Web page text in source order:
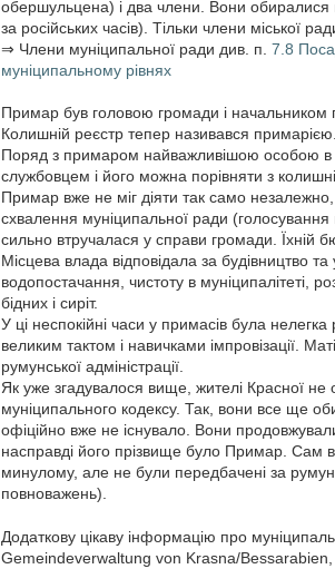
обершульцена) і два члени. Вони
за російських часів). Тільки члени міської
⇒ Члени муніципальної ради див. п. 7.8
муніципальному рівнях
Примар був головою громади і начальником
Колишній реєстр тепер називався примарією.
Поряд з примаром найважливішою особою в
службовцем і його можна порівняти з
Примар вже не міг діяти так само
схвалення муніципальної ради
сильно втручалася у справи громади.
Місцева влада відповідала за будівництво
водопостачання, чистоту в муніципалітеті,
бідних і сиріт.
У ці неспокійні часи у примасів була
великим тактом і навичками імпровізації.
румунської адміністрації.
Як уже згадувалося вище, жителі Красної
муніципального кодексу. Так, вони все ще
офіційно вже не існувало. Вони
насправді його прізвище було Примар. Сам
минулому, але не були передбачені за
повноважень).
Додаткову цікаву інформацію про
Gemeindeverwaltung von Krasna/